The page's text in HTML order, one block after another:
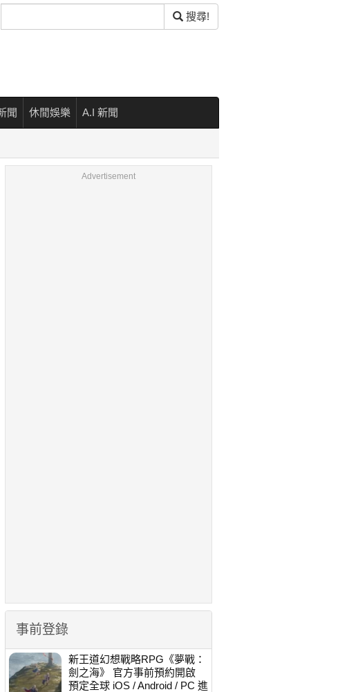
尋
搜尋!
聞 休閒娛樂 A.I 新聞
Advertisement
事前登錄
新王道幻想戰略RPG《夢戰：
劍之海》 官方事前預約開啟
預定全球 iOS / Android / PC 進